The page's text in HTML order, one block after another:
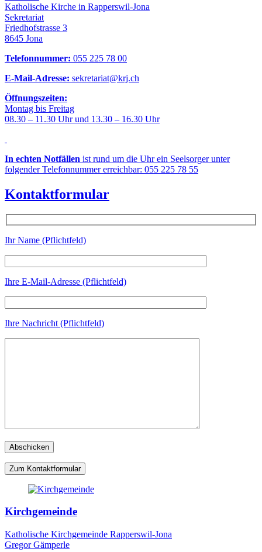
Katholische Kirche in Rapperswil-Jona
Sekretariat
Friedhofstrasse 3
8645 Jona
Telefonnummer: 055 225 78 00
E-Mail-Adresse: sekretariat@krj.ch
Öffnungszeiten:
Montag bis Freitag
08.30 – 11.30 Uhr und 13.30 – 16.30 Uhr
In echten Notfällen ist rund um die Uhr ein Seelsorger unter
folgender Telefonnummer erreichbar: 055 225 78 55
Kontaktformular
Ihr Name (Pflichtfeld)
Ihre E-Mail-Adresse (Pflichtfeld)
Ihre Nachricht (Pflichtfeld)
Zum Kontaktformular
Kirchgemeinde
Katholische Kirchgemeinde Rapperswil-Jona
Gregor Gämperle